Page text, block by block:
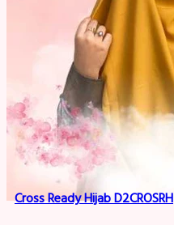
Cross Ready Hijab D2CROSRH